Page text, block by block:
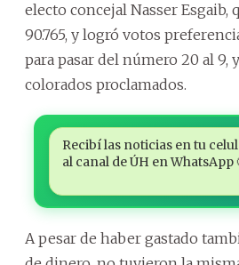
electo concejal Nasser Esgaib,
90.765, y logró votos
para pasar del número 20 al 9,
colorados proclamados.
Recibí las noticias en tu
al canal de ÚH en WhatsApp
A pesar de haber gastado